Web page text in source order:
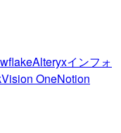
Alteryxインフォ
Vision OneNotion